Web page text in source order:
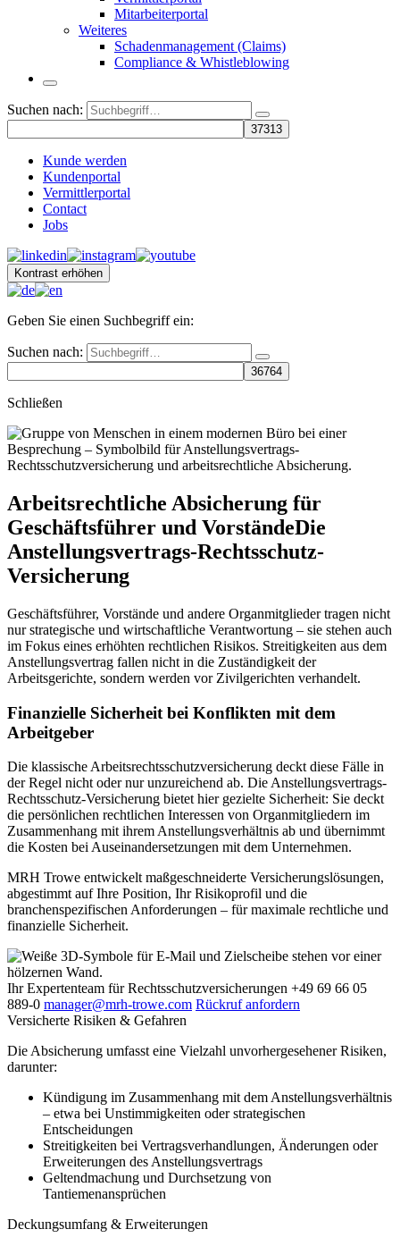
Mitarbeiterportal
Weiteres
Schadenmanagement (Claims)
Compliance & Whistleblowing
Suchen nach:
Kunde werden
Kundenportal
Vermittlerportal
Contact
Jobs
Kontrast erhöhen
Geben Sie einen Suchbegriff ein:
Suchen nach:
Schließen
Arbeitsrechtliche Absicherung für
Geschäftsführer und VorständeDie
Anstellungsvertrags-Rechtsschutz-
Versicherung
Geschäftsführer, Vorstände und andere Organmitglieder tragen nicht
nur strategische und wirtschaftliche Verantwortung – sie stehen auch
im Fokus eines erhöhten rechtlichen Risikos. Streitigkeiten aus dem
Anstellungsvertrag fallen nicht in die Zuständigkeit der
Arbeitsgerichte, sondern werden vor Zivilgerichten verhandelt.
Finanzielle Sicherheit bei Konflikten mit dem
Arbeitgeber
Die klassische Arbeitsrechtsschutzversicherung deckt diese Fälle in
der Regel nicht oder nur unzureichend ab. Die Anstellungsvertrags-
Rechtsschutz-Versicherung bietet hier gezielte Sicherheit: Sie deckt
die persönlichen rechtlichen Interessen von Organmitgliedern im
Zusammenhang mit ihrem Anstellungsverhältnis ab und übernimmt
die Kosten bei Auseinandersetzungen mit dem Unternehmen.
MRH Trowe entwickelt maßgeschneiderte Versicherungslösungen,
abgestimmt auf Ihre Position, Ihr Risikoprofil und die
branchenspezifischen Anforderungen – für maximale rechtliche und
finanzielle Sicherheit.
Ihr Expertenteam für Rechtsschutzversicherungen +49 69 66 05
889-0 manager@mrh-trowe.com Rückruf anfordern
Versicherte Risiken & Gefahren
Die Absicherung umfasst eine Vielzahl unvorhergesehener Risiken,
darunter:
Kündigung im Zusammenhang mit dem Anstellungsverhältnis
– etwa bei Unstimmigkeiten oder strategischen
Entscheidungen
Streitigkeiten bei Vertragsverhandlungen, Änderungen oder
Erweiterungen des Anstellungsvertrags
Geltendmachung und Durchsetzung von
Tantiemenansprüchen
Deckungsumfang & Erweiterungen